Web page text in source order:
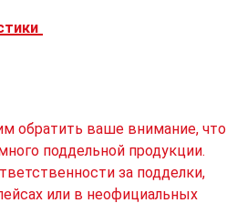
обратить ваше внимание, что
поддельной продукции.
за подделки,
или в неофициальных